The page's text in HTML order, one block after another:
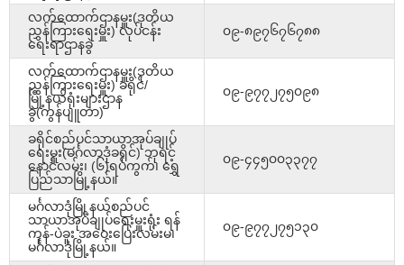
လက်ထောက်ဌာနမှူး(ဒုတိယ
ညွှန်ကြားရေးမှူး) လုပ်ငန်း
ရေးရာဌာနခွဲ
၀၉-၈၉၇၆၇၆၇၈၈
လက်ထောက်ဌာနမှူး(ဒုတိယ
ညွှန်ကြားရေးမှူး) ခရိုင်/
မြို့နယ်ရုံးများဌာန
ခွဲ(ကွန်ပျူတာ)
၀၉-၉၇၇၂၇၅၀၉၈
ခရိုင်စည်ပင်သာယာအုပ်ချုပ်
ရေးမှူး(မင်္ဂလာဒုံခရိုင်) ဘုရင့်
နောင်လမ်း၊ (၆)ရပ်ကွက်၊ ရွှေ
ပြည်သာမြို့နယ်။
၀၉-၄၄၅၀၀၃၃၇၇
မင်္ဂလာဒုံမြို့နယ်စည်ပင်
သာယာအုပ်ချုပ်ရေးမှူးရုံး ရန်
ကုန်-ပဲခူး အဝေးပြေးလမ်းမ၊
မင်္ဂလာဒုံမြို့နယ်။
၀၉-၉၇၇၂၇၅၁၃၀